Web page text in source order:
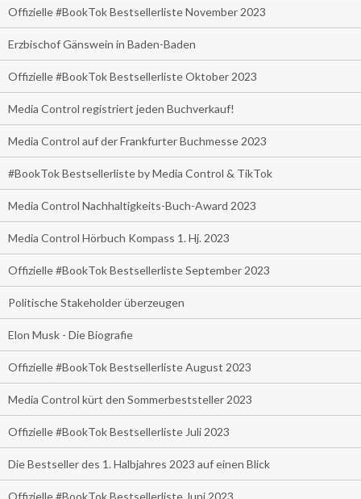
Offizielle #BookTok Bestsellerliste November 2023
Erzbischof Gänswein in Baden-Baden
Offizielle #BookTok Bestsellerliste Oktober 2023
Media Control registriert jeden Buchverkauf!
Media Control auf der Frankfurter Buchmesse 2023
#BookTok Bestsellerliste by Media Control & TikTok
Media Control Nachhaltigkeits-Buch-Award 2023
Media Control Hörbuch Kompass 1. Hj. 2023
Offizielle #BookTok Bestsellerliste September 2023
Politische Stakeholder überzeugen
Elon Musk - Die Biografie
Offizielle #BookTok Bestsellerliste August 2023
Media Control kürt den Sommerbeststeller 2023
Offizielle #BookTok Bestsellerliste Juli 2023
Die Bestseller des 1. Halbjahres 2023 auf einen Blick
Offizielle #BookTok Bestsellerliste Juni 2023